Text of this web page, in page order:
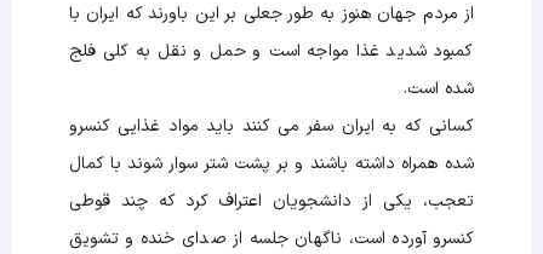
از مردم جهان هنوز به طور جعلی بر این باورند که ایران با
کمبود شدید غذا مواجه است و حمل و نقل به کلی فلج
شده است.
کسانی که به ایران سفر می کنند باید مواد غذایی کنسرو
شده همراه داشته باشند و بر پشت شتر سوار شوند با کمال
تعجب، یکی از دانشجویان اعتراف کرد که چند قوطی
کنسرو آورده است، ناگهان جلسه از صدای خنده و تشویق